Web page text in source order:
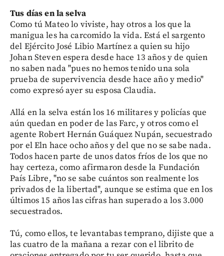
Tus días en la selva
Como tú Mateo lo viviste, hay otros a los que la
manigua les ha carcomido la vida. Está el sargento
del Ejército José Libio Martínez a quien su hijo
Johan Steven espera desde hace 13 años y de quien
no saben nada "pues no hemos tenido una sola
prueba de supervivencia desde hace año y medio"
como expresó ayer su esposa Claudia.
Allá en la selva están los 16 militares y policías que
aún quedan en poder de las Farc, y otros como el
agente Robert Hernán Guáquez Nupán, secuestrado
por el Eln hace ocho años y del que no se sabe nada.
Todos hacen parte de unos datos fríos de los que no
hay certeza, como afirmaron desde la Fundación
País Libre, "no se sabe cuántos son realmente los
privados de la libertad", aunque se estima que en los
últimos 15 años las cifras han superado a los 3.000
secuestrados.
Tú, como ellos, te levantabas temprano, dijiste que a
las cuatro de la mañana a rezar con el librito de